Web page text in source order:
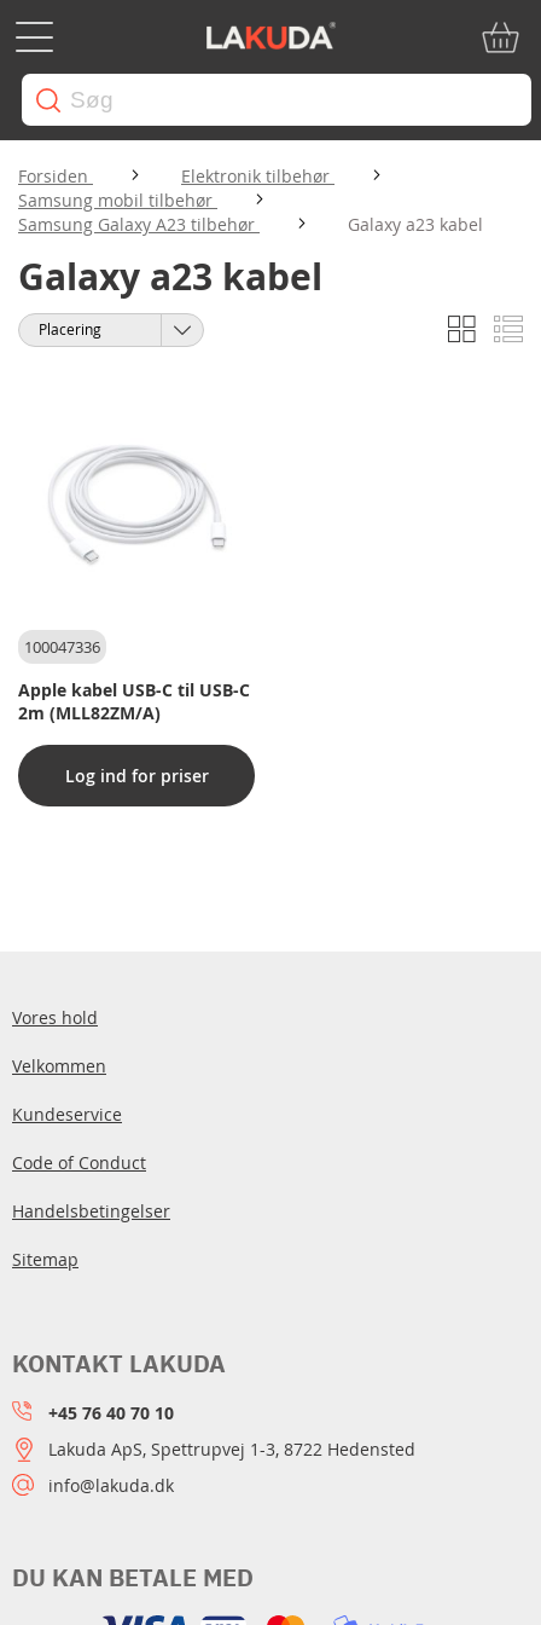
Forsiden
Elektronik tilbehør
Samsung mobil tilbehør
Samsung Galaxy A23 tilbehør
Galaxy a23 kabel
Galaxy a23 kabel
Vis
som
Gitter
Sorter
100047336
Apple kabel USB-C til USB-C
2m (MLL82ZM/A)
Log ind for priser
Vores hold
Velkommen
Kundeservice
Code of Conduct
Handelsbetingelser
Sitemap
DU KAN BETALE MED
KONTAKT LAKUDA
+45 76 40 70 10
Lakuda ApS, Spettrupvej 1-3, 8722 Hedensted
info@lakuda.dk